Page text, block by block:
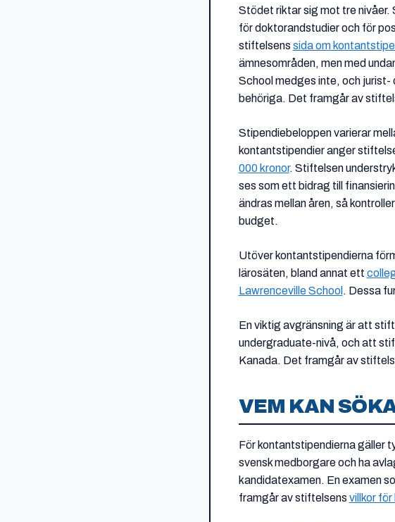
Stödet riktar sig mot tre nivåer.
för doktorandstudier och för
stiftelsens sida om
ämnesområden, men med
School medges inte, och
behöriga. Det framgår av
Stipendiebeloppen varierar
kontantstipendier anger
000 kronor. Stiftelsen
ses som ett bidrag till
ändras mellan åren, så
budget.
Utöver kontantstipendierna
lärosäten, bland annat ett
Lawrenceville School . Dessa
En viktig avgränsning är att
undergraduate-nivå, och att
Kanada. Det framgår av
VEM KAN
För kontantstipendierna gäller
svensk medborgare och ha
kandidatexamen. En examen
framgår av stiftelsens villkor